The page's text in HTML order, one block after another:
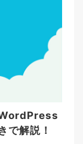
WordPress
で解説！